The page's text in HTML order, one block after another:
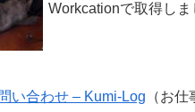
Workcationで取得しま
い合わせ – Kumi-Log （お